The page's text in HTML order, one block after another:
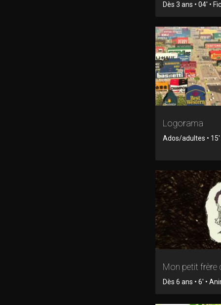
Dès 3 ans • 04' •
Logorama
Ados/adultes •
Mon petit frère
Dès 6 ans • 6' •